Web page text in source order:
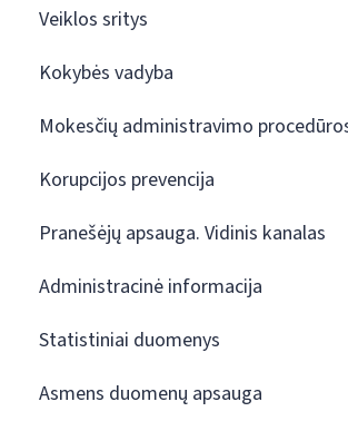
Veiklos sritys
Kokybės vadyba
Mokesčių administravimo
Korupcijos prevencija
Pranešėjų apsauga. Vidinis kanalas
Administracinė informacija
Statistiniai duomenys
Asmens duomenų apsauga